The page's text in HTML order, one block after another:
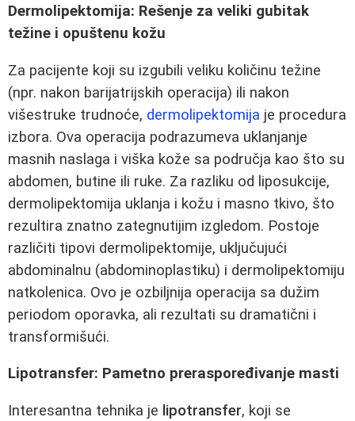
Dermolipektomija: Rešenje za veliki gubitak
težine i opuštenu kožu
Za pacijente koji su izgubili veliku količinu težine
(npr. nakon barijatrijskih operacija) ili nakon
višestruke trudnoće, dermolipektomija je procedura
izbora. Ova operacija podrazumeva uklanjanje
masnih naslaga i viška kože sa područja kao što su
abdomen, butine ili ruke. Za razliku od liposukcije,
dermolipektomija uklanja i kožu i masno tkivo, što
rezultira znatno zategnutijim izgledom. Postoje
različiti tipovi dermolipektomije, uključujući
abdominalnu (abdominoplastiku) i dermolipektomiju
natkolenica. Ovo je ozbiljnija operacija sa dužim
periodom oporavka, ali rezultati su dramatični i
transformišući.
Lipotransfer: Pametno preraspoređivanje masti
Interesantna tehnika je lipotransfer, koji se